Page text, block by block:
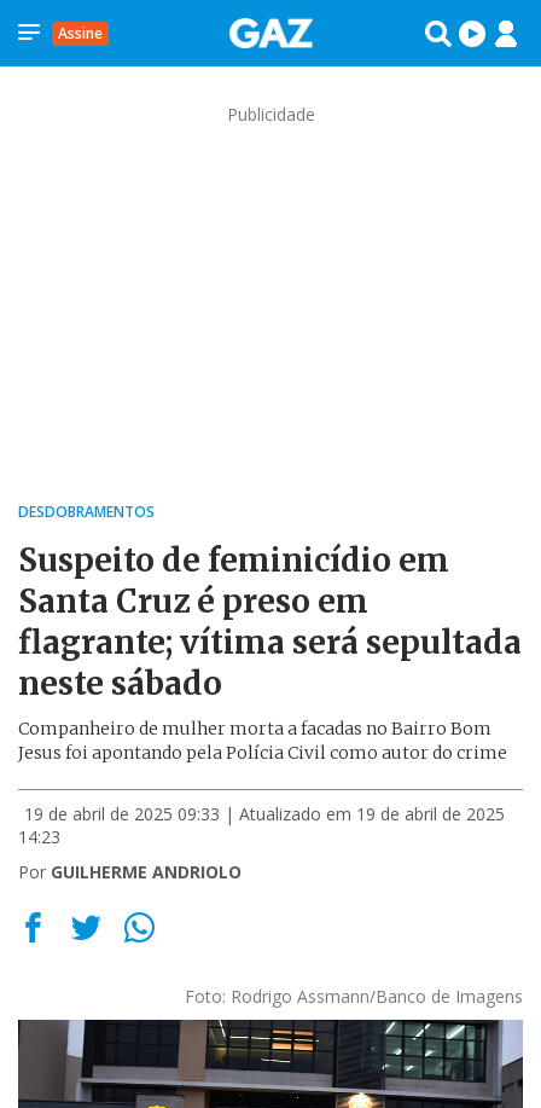
Assine
Publicidade
DESDOBRAMENTOS
Suspeito de feminicídio em
Santa Cruz é preso em
flagrante; vítima será sepultada
neste sábado
Companheiro de mulher morta a facadas no Bairro Bom
Jesus foi apontando pela Polícia Civil como autor do crime
19 de abril de 2025 09:33 | Atualizado em 19 de abril de 2025
14:23
Por GUILHERME ANDRIOLO
Foto: Rodrigo Assmann/Banco de Imagens